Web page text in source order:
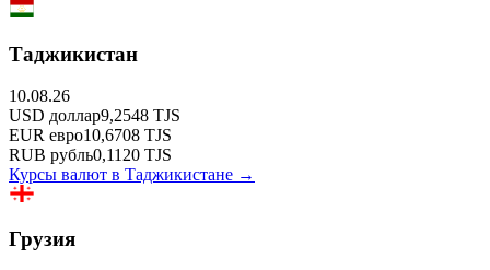
Таджикистан
10.08.26
USD доллар9,2548 TJS
EUR евро10,6708 TJS
RUB рубль0,1120 TJS
Курсы валют в Таджикистане →
Грузия